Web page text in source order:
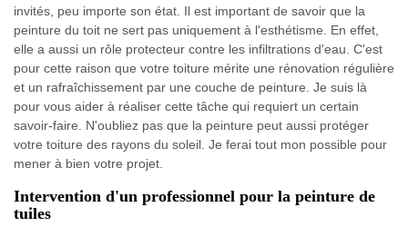
invités, peu importe son état. Il est important de savoir que la
peinture du toit ne sert pas uniquement à l'esthétisme. En effet,
elle a aussi un rôle protecteur contre les infiltrations d'eau. C'est
pour cette raison que votre toiture mérite une rénovation régulière
et un rafraîchissement par une couche de peinture. Je suis là
pour vous aider à réaliser cette tâche qui requiert un certain
savoir-faire. N'oubliez pas que la peinture peut aussi protéger
votre toiture des rayons du soleil. Je ferai tout mon possible pour
mener à bien votre projet.
Intervention d'un professionnel pour la peinture de
tuiles